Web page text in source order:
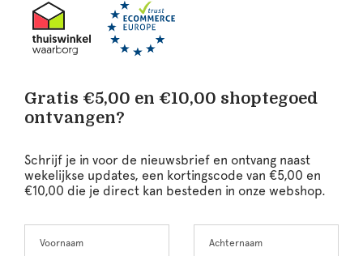
Gratis €5,00 en €10,00 shoptegoed
ontvangen?
Schrijf je in voor de nieuwsbrief en ontvang naast
wekelijkse updates, een kortingscode van €5,00 en
€10,00 die je direct kan besteden in onze webshop.
this